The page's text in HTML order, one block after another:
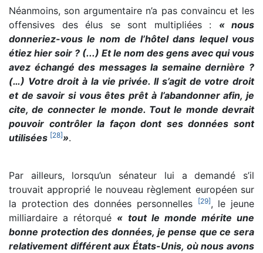
Néanmoins, son argumentaire n’a pas convaincu et les
offensives des élus se sont multipliées : « nous
donneriez-vous le nom de l’hôtel dans lequel vous
étiez hier soir ? (...) Et le nom des gens avec qui vous
avez échangé des messages la semaine dernière ?
(…) Votre droit à la vie privée. Il s’agit de votre droit
et de savoir si vous êtes prêt à l’abandonner afin, je
cite, de connecter le monde. Tout le monde devrait
pouvoir contrôler la façon dont ses données sont
utilisées [28]».
Par ailleurs, lorsqu’un sénateur lui a demandé s’il
trouvait approprié le nouveau règlement européen sur
la protection des données personnelles
[29], le jeune
milliardaire a rétorqué « tout le monde mérite une
bonne protection des données, je pense que ce sera
relativement différent aux États-Unis, où nous avons